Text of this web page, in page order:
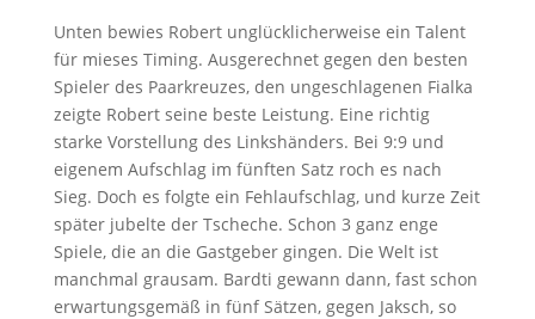
Unten bewies Robert unglücklicherweise ein Talent
für mieses Timing. Ausgerechnet gegen den besten
Spieler des Paarkreuzes, den ungeschlagenen Fialka
zeigte Robert seine beste Leistung. Eine richtig
starke Vorstellung des Linkshänders. Bei 9:9 und
eigenem Aufschlag im fünften Satz roch es nach
Sieg. Doch es folgte ein Fehlaufschlag, und kurze Zeit
später jubelte der Tscheche. Schon 3 ganz enge
Spiele, die an die Gastgeber gingen. Die Welt ist
manchmal grausam. Bardti gewann dann, fast schon
erwartungsgemäß in fünf Sätzen, gegen Jaksch, so